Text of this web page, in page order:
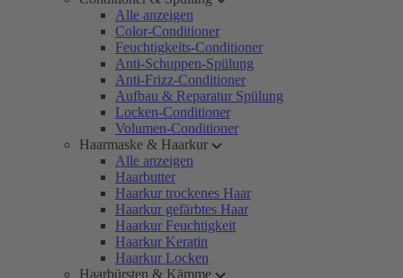
Alle anzeigen
Color-Conditioner
Feuchtigkeits-Conditioner
Anti-Schuppen-Spülung
Anti-Frizz-Conditioner
Aufbau & Reparatur Spülung
Locken-Conditioner
Volumen-Conditioner
Haarmaske & Haarkur
Alle anzeigen
Haarbutter
Haarkur trockenes Haar
Haarkur gefärbtes Haar
Haarkur Feuchtigkeit
Haarkur Keratin
Haarkur Locken
Haarbürsten & Kämme